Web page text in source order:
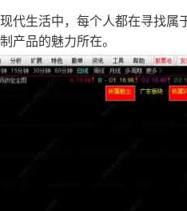
代生活中，每个人都在寻找属
产品的魅力所在。